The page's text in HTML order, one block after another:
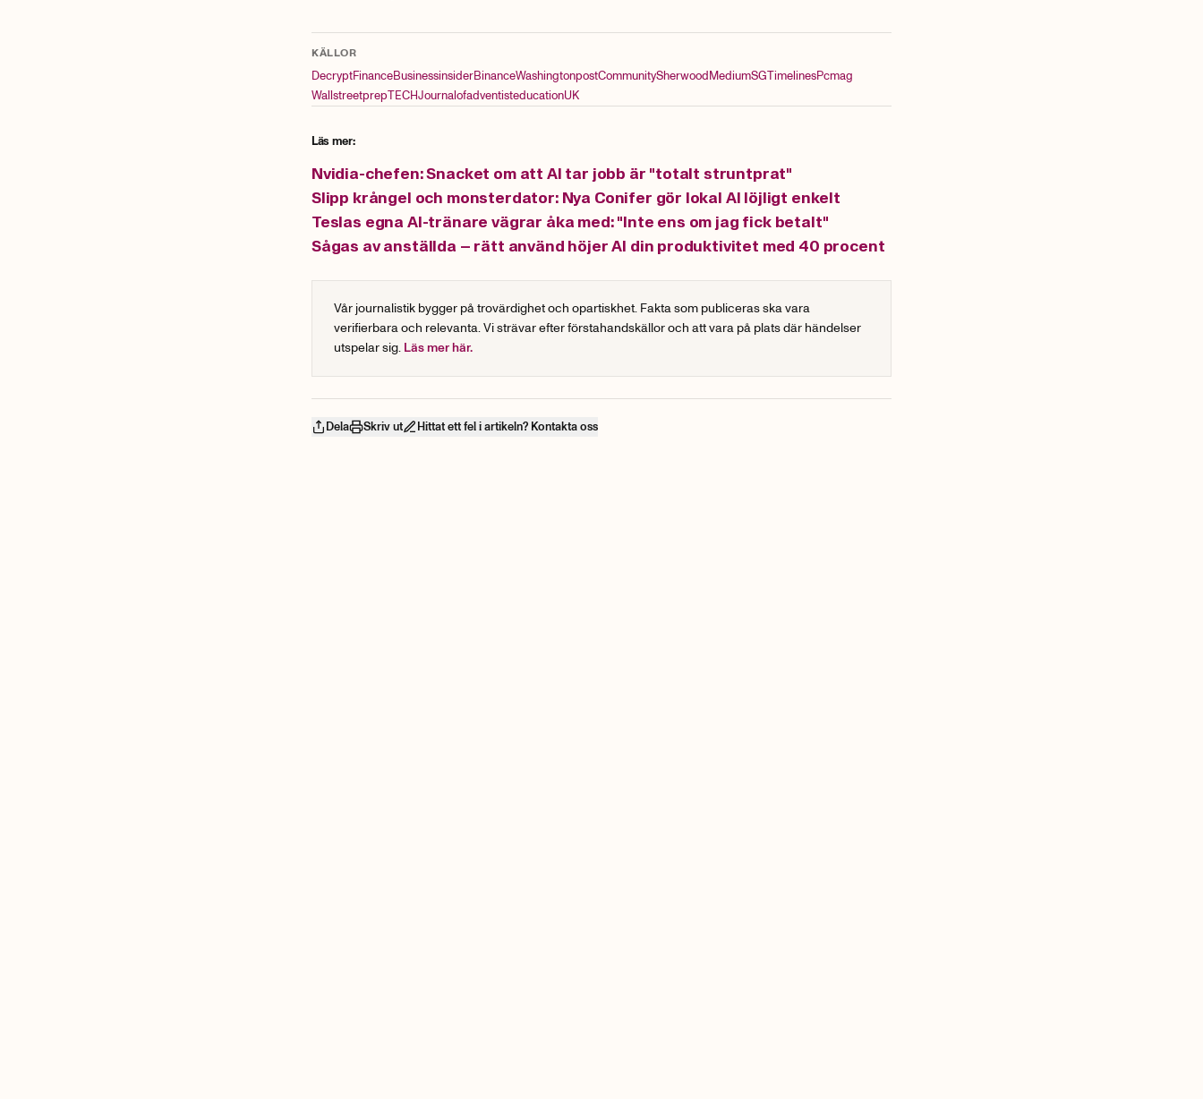
KÄLLOR
DecryptFinanceBusinessinsiderBinanceWashingtonpostCommunitySherwood MediumSGTimelinesPcmag
WallstreetprepTECHJournalofadventisteducationUK
Läs mer:
Nvidia-chefen: Snacket om att AI tar jobb är "totalt struntprat"
Slipp krångel och monsterdator: Nya Conifer gör lokal AI löjligt enkelt
Teslas egna AI-tränare vägrar åka med: "Inte ens om jag fick betalt"
Sågas av anställda – rätt använd höjer AI din produktivitet med 40 procent
Vår journalistik bygger på trovärdighet och opartiskhet. Fakta som publiceras ska vara
verifierbara och relevanta. Vi strävar efter förstahandskällor och att vara på plats där händelser
utspelar sig. Läs mer här.
Dela Skriv ut Hittat ett fel i artikeln? Kontakta oss